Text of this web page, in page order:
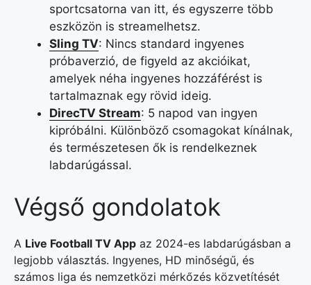
sportcsatorna van itt, és egyszerre több
eszközön is streamelhetsz.
Sling TV: Nincs standard ingyenes
próbaverzió, de figyeld az akcióikat,
amelyek néha ingyenes hozzáférést is
tartalmaznak egy rövid ideig.
DirecTV Stream: 5 napod van ingyen
kipróbálni. Különböző csomagokat kínálnak,
és természetesen ők is rendelkeznek
labdarúgással.
Végső gondolatok
A Live Football TV App az 2024-es labdarúgásban a
legjobb választás. Ingyenes, HD minőségű, és
számos liga és nemzetközi mérkőzés közvetítését